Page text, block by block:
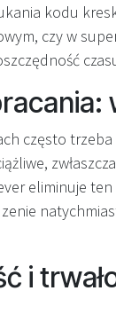
kodu
czy w
często
eliminuje
i